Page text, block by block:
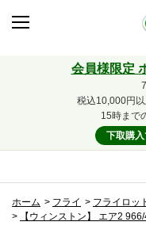
会員様限定
税込10,000円
15時まで
下取購
ホーム > フライ > フライロッ
>
【ウィンストン】 エア2